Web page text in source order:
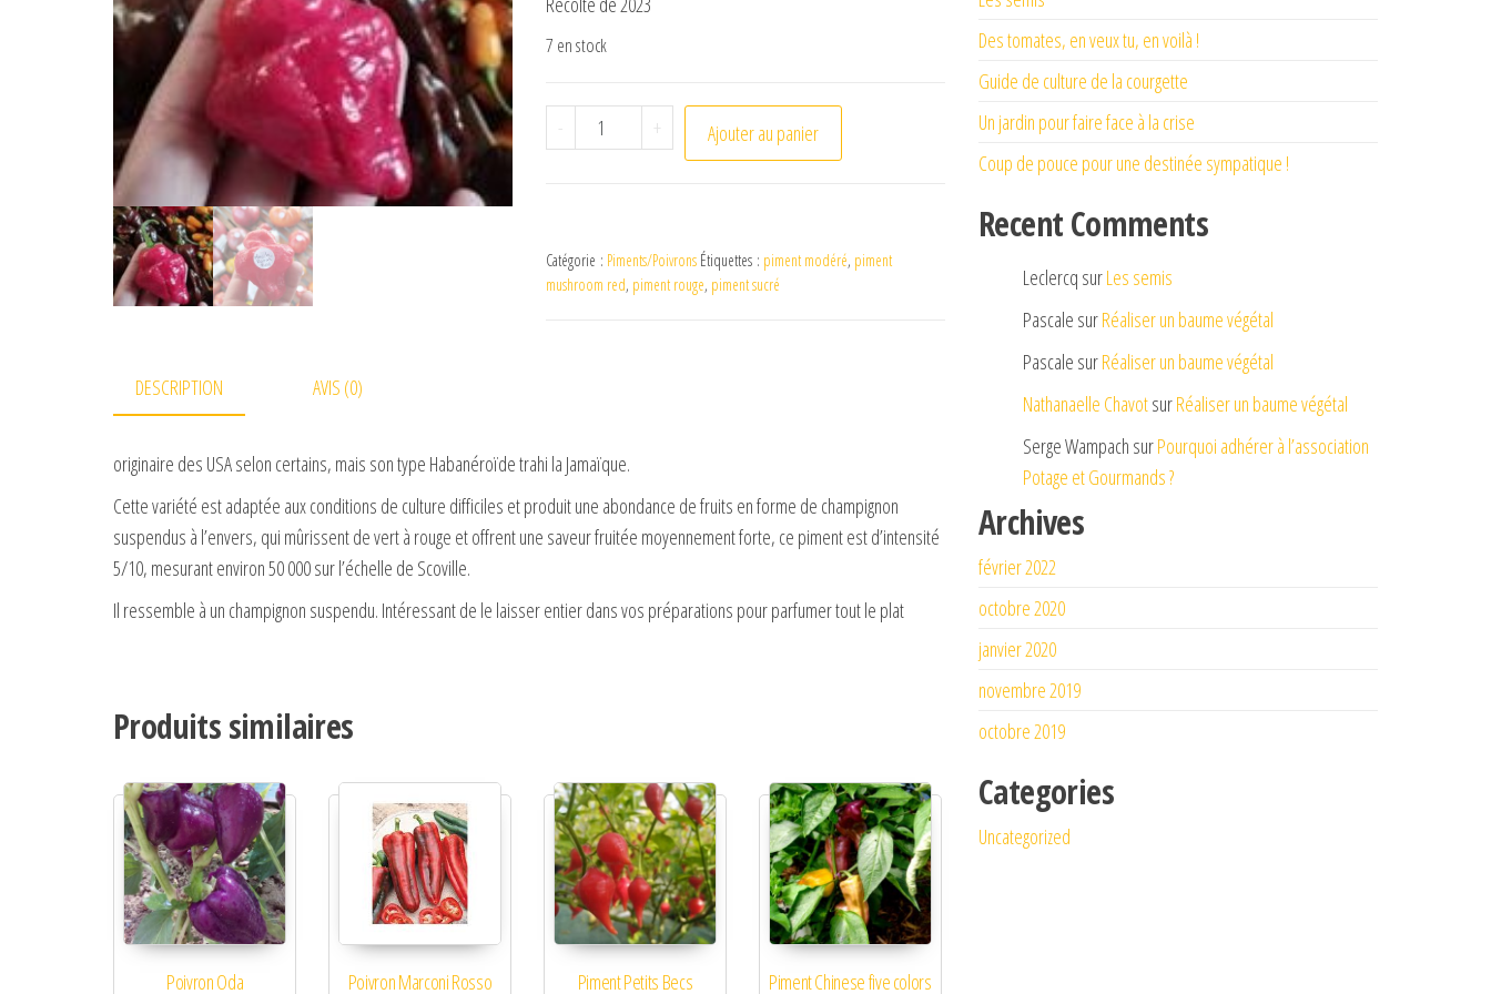
7 en stock
- quantité de Piment Mushroom Red
+ Ajouter au panier
Catégorie : Piments/Poivrons Étiquettes : piment modéré, piment
mushroom red, piment rouge, piment sucré
DESCRIPTION AVIS (0)
originaire des USA selon certains, mais son type Habanéroïde trahi la Jamaïque.
Cette variété est adaptée aux conditions de culture difficiles et produit une abondance de fruits en forme de champignon
suspendus à l’envers, qui mûrissent de vert à rouge et offrent une saveur fruitée moyennement forte, ce piment est d’intensité
5/10, mesurant environ 50 000 sur l’échelle de Scoville.
Il ressemble à un champignon suspendu. Intéressant de le laisser entier dans vos préparations pour parfumer tout le plat
Produits similaires
Poivron Oda Poivron Marconi Rosso Piment Petits Becs Piment Chinese five colors
Des tomates, en veux tu, en voilà !
Guide de culture de la courgette
Un jardin pour faire face à la crise
Coup de pouce pour une destinée sympatique !
Recent Comments
Leclercq surLes semis
Pascale surRéaliser un baume végétal
Pascale surRéaliser un baume végétal
Nathanaelle ChavotsurRéaliser un baume végétal
Serge Wampach surPourquoi adhérer à l’association
Potage et Gourmands ?
Archives
février 2022
octobre 2020
janvier 2020
novembre 2019
octobre 2019
Categories
Uncategorized